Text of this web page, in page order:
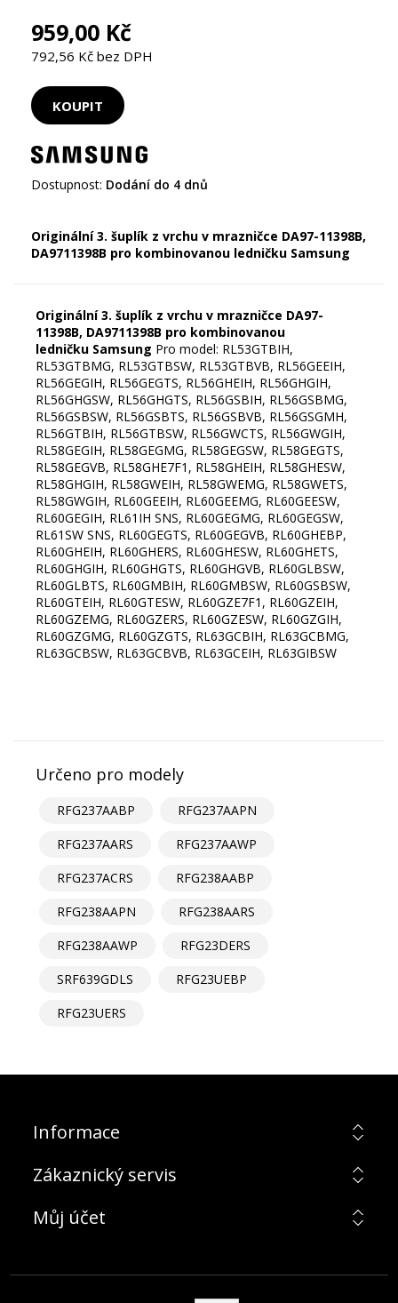
959,00 Kč
792,56 Kč bez DPH
Dostupnost: Dodání do 4 dnů
Originální 3. šuplík z vrchu v mrazničce DA97-11398B,
DA9711398B pro kombinovanou ledničku Samsung
Originální 3. šuplík z vrchu v mrazničce DA97-
11398B, DA9711398B pro kombinovanou
ledničku Samsung Pro model: RL53GTBIH,
RL53GTBMG, RL53GTBSW, RL53GTBVB, RL56GEEIH,
RL56GEGIH, RL56GEGTS, RL56GHEIH, RL56GHGIH,
RL56GHGSW, RL56GHGTS, RL56GSBIH, RL56GSBMG,
RL56GSBSW, RL56GSBTS, RL56GSBVB, RL56GSGMH,
RL56GTBIH, RL56GTBSW, RL56GWCTS, RL56GWGIH,
RL58GEGIH, RL58GEGMG, RL58GEGSW, RL58GEGTS,
RL58GEGVB, RL58GHE7F1, RL58GHEIH, RL58GHESW,
RL58GHGIH, RL58GWEIH, RL58GWEMG, RL58GWETS,
RL58GWGIH, RL60GEEIH, RL60GEEMG, RL60GEESW,
RL60GEGIH, RL61IH SNS, RL60GEGMG, RL60GEGSW,
RL61SW SNS, RL60GEGTS, RL60GEGVB, RL60GHEBP,
RL60GHEIH, RL60GHERS, RL60GHESW, RL60GHETS,
RL60GHGIH, RL60GHGTS, RL60GHGVB, RL60GLBSW,
RL60GLBTS, RL60GMBIH, RL60GMBSW, RL60GSBSW,
RL60GTEIH, RL60GTESW, RL60GZE7F1, RL60GZEIH,
RL60GZEMG, RL60GZERS, RL60GZESW, RL60GZGIH,
RL60GZGMG, RL60GZGTS, RL63GCBIH, RL63GCBMG,
RL63GCBSW, RL63GCBVB, RL63GCEIH, RL63GIBSW
Určeno pro modely
RFG237AABP
RFG237AAPN
RFG237AARS
RFG237AAWP
RFG237ACRS
RFG238AABP
RFG238AAPN
RFG238AARS
RFG238AAWP
RFG23DERS
SRF639GDLS
RFG23UEBP
RFG23UERS
Informace
Zákaznický servis
Můj účet